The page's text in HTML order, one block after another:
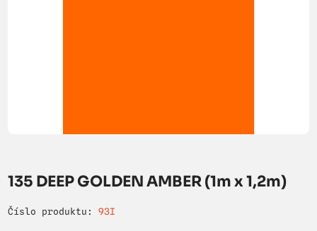
135 DEEP GOLDEN AMBER (1m x 1,2m)
Číslo produktu: 93I